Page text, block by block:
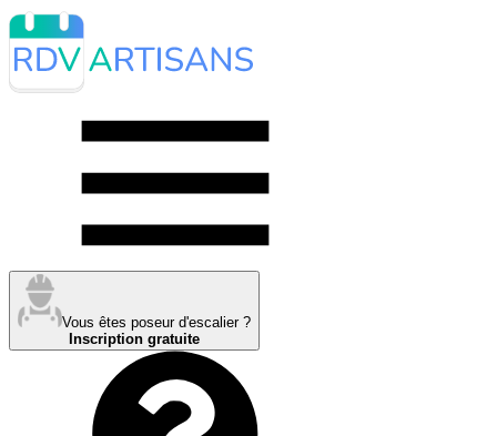
Vous êtes poseur d'escalier ?
Inscription gratuite